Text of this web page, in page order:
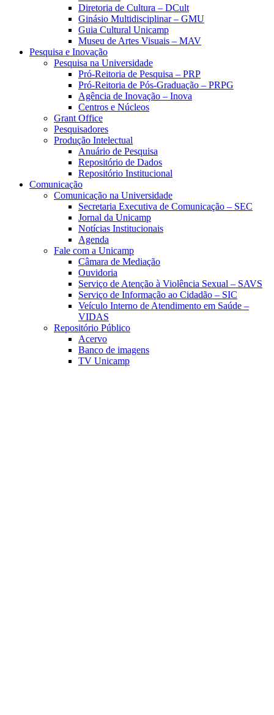
Diretoria de Cultura – DCult
Ginásio Multidisciplinar – GMU
Guia Cultural Unicamp
Museu de Artes Visuais – MAV
Pesquisa e Inovação
Pesquisa na Universidade
Pró-Reitoria de Pesquisa – PRP
Pró-Reitoria de Pós-Graduação – PRPG
Agência de Inovação – Inova
Centros e Núcleos
Grant Office
Pesquisadores
Produção Intelectual
Anuário de Pesquisa
Repositório de Dados
Repositório Institucional
Comunicação
Comunicação na Universidade
Secretaria Executiva de Comunicação – SEC
Jornal da Unicamp
Notícias Institucionais
Agenda
Fale com a Unicamp
Câmara de Mediação
Ouvidoria
Serviço de Atenção à Violência Sexual – SAVS
Serviço de Informação ao Cidadão – SIC
Veículo Interno de Atendimento em Saúde –
VIDAS
Repositório Público
Acervo
Banco de imagens
TV Unicamp